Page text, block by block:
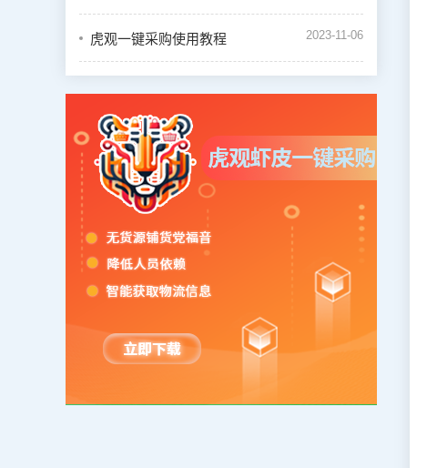
虎观一键采购使用教程 2023-11-06